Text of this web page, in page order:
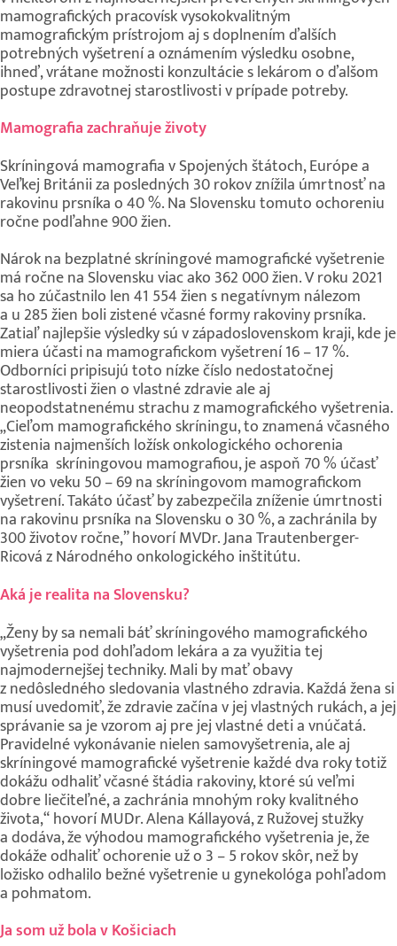
mamografických pracovísk vysokokvalitným
mamografickým prístrojom aj s doplnením ďalších
potrebných vyšetrení a oznámením výsledku osobne,
ihneď, vrátane možnosti konzultácie s lekárom o ďalšom
postupe zdravotnej starostlivosti v prípade potreby.
Mamografia zachraňuje životy
Skríningová mamografia v Spojených štátoch, Európe a
Veľkej Británii za posledných 30 rokov znížila úmrtnosť na
rakovinu prsníka o 40 %. Na Slovensku tomuto ochoreniu
ročne podľahne 900 žien.
Nárok na bezplatné skríningové mamografické vyšetrenie
má ročne na Slovensku viac ako 362 000 žien. V roku 2021
sa ho zúčastnilo len 41 554 žien s negatívnym nálezom
a u 285 žien boli zistené včasné formy rakoviny prsníka.
Zatiaľ najlepšie výsledky sú v západoslovenskom kraji, kde je
miera účasti na mamografickom vyšetrení 16 – 17 %.
Odborníci pripisujú toto nízke číslo nedostatočnej
starostlivosti žien o vlastné zdravie ale aj
neopodstatnenému strachu z mamografického vyšetrenia.
„Cieľom mamografického skríningu, to znamená včasného
zistenia najmenších ložísk onkologického ochorenia
prsníka skríningovou mamografiou, je aspoň 70 % účasť
žien vo veku 50 – 69 na skríningovom mamografickom
vyšetrení. Takáto účasť by zabezpečila zníženie úmrtnosti
na rakovinu prsníka na Slovensku o 30 %, a zachránila by
300 životov ročne,” hovorí MVDr. Jana Trautenberger-
Ricová z Národného onkologického inštitútu.
Aká je realita na Slovensku?
„Ženy by sa nemali báť skríningového mamografického
vyšetrenia pod dohľadom lekára a za využitia tej
najmodernejšej techniky. Mali by mať obavy
z nedôsledného sledovania vlastného zdravia. Každá žena si
musí uvedomiť, že zdravie začína v jej vlastných rukách, a jej
správanie sa je vzorom aj pre jej vlastné deti a vnúčatá.
Pravidelné vykonávanie nielen samovyšetrenia, ale aj
skríningové mamografické vyšetrenie každé dva roky totiž
dokážu odhaliť včasné štádia rakoviny, ktoré sú veľmi
dobre liečiteľné, a zachránia mnohým roky kvalitného
života,“ hovorí MUDr. Alena Kállayová, z Ružovej stužky
a dodáva, že výhodou mamografického vyšetrenia je, že
dokáže odhaliť ochorenie už o 3 – 5 rokov skôr, než by
ložisko odhalilo bežné vyšetrenie u gynekológa pohľadom
a pohmatom.
Ja som už bolav Košiciach